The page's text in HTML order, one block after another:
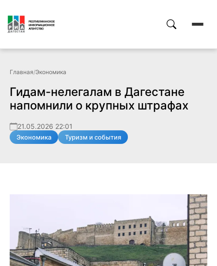
Главная/Экономика
Гидам-нелегалам в Дагестане
напомнили о крупных штрафах
21.05.2026 22:01
Экономика Туризм и события